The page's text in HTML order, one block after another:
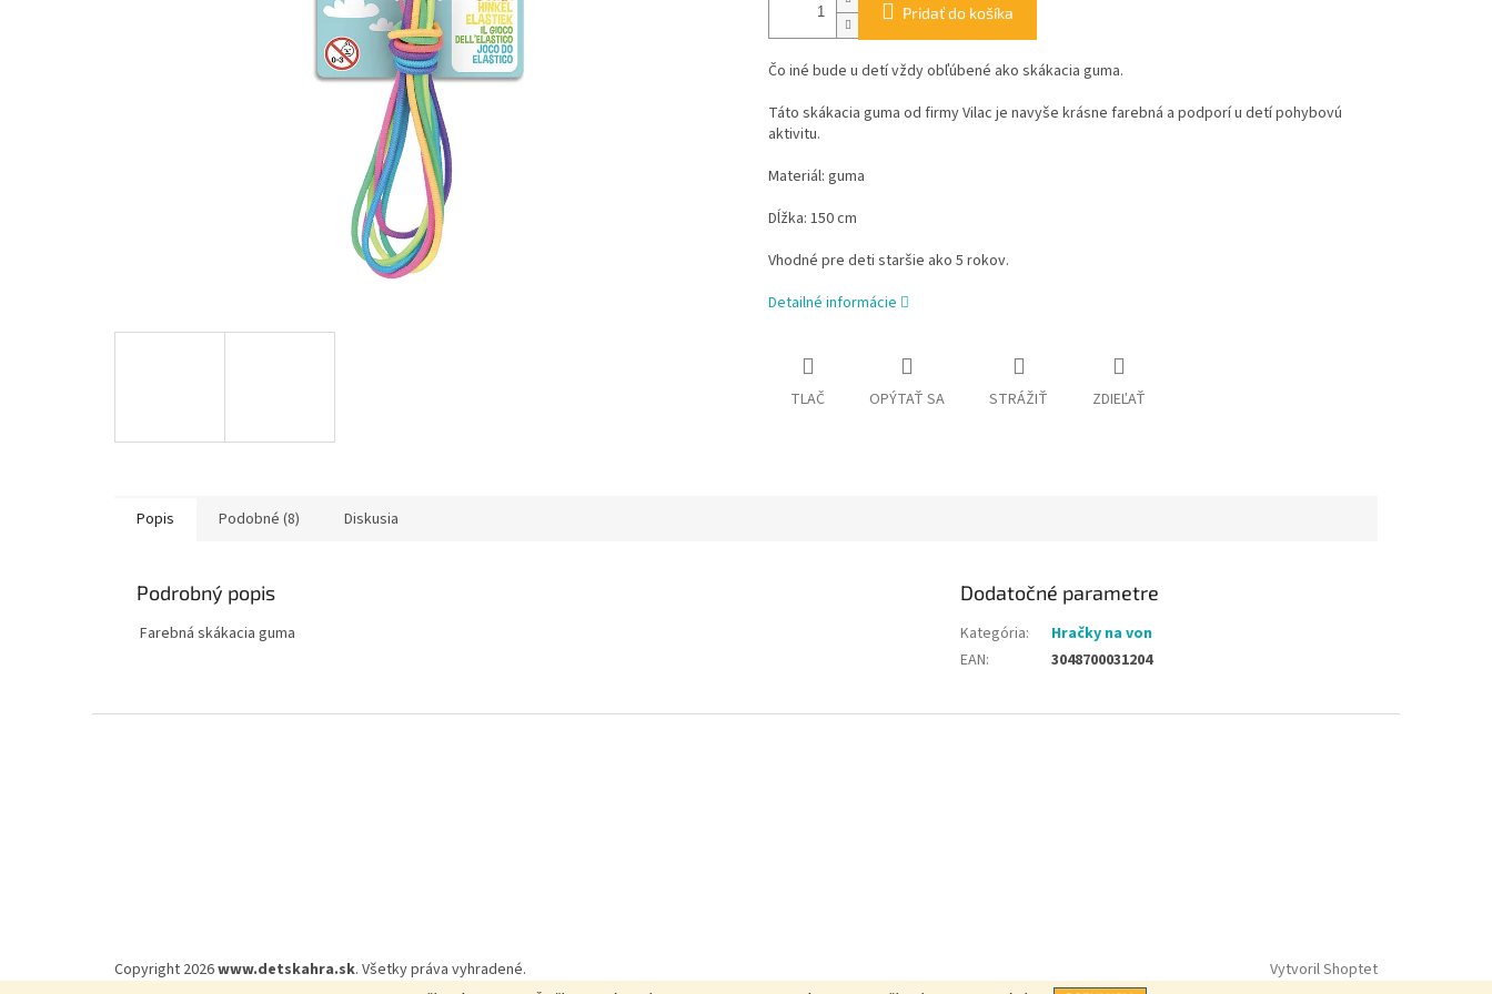
Pridať do košíka
Čo iné bude u detí vždy obľúbené ako skákacia guma.
Táto skákacia guma od firmy Vilac je navyše krásne farebná a podporí u detí pohybovú
aktivitu.
Materiál: guma
Dĺžka: 150 cm
Vhodné pre deti staršie ako 5 rokov.
Detailné informácie
TLAČ OPÝTAŤ SA STRÁŽIŤ ZDIEĽAŤ
Popis Podobné (8) Diskusia
Podrobný popis
Farebná skákacia guma
Dodatočné parametre
Kategória:
Hračky na von
EAN: 3048700031204
Vytvoril Shoptet
Copyright 2026www.detskahra.sk. Všetky práva vyhradené.